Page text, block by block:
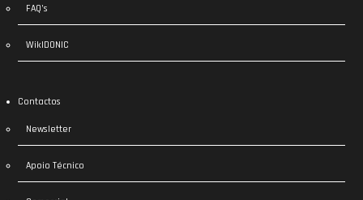
FAQ’s
WikIDONIC
Contactos
Newsletter
Apoio Técnico